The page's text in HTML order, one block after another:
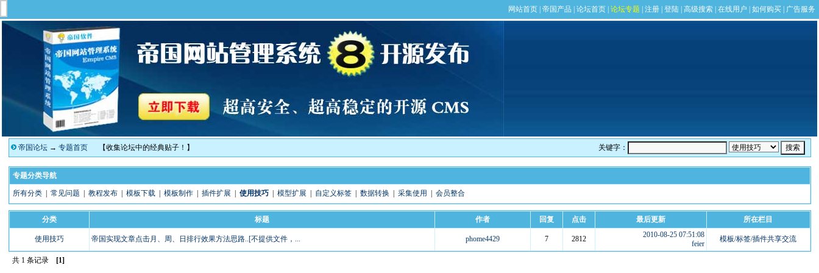
帝国论坛→ 专题首页【收集论坛中的经典贴子！】 关键字：
专题分类导航
所有分类| 常见问题 教程发布| 模板下载| 模板制作| 插件扩展 使用技巧| 模型扩展 自定义标签| 数据转换 采集使用 会员整合
分类 标题 作者 回复 点击 最后更新 所在栏目
使用技巧 帝国实现文章点击月、周、日排行效果方法思路..[不提供文件，... phome4429 7 2812
2010-08-25 07:51:08
feier
模板/标签/插件共享交流
共 1 条记录 [1]